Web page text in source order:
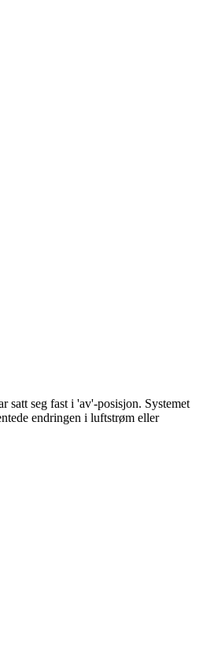
seg fast i 'av'-posisjon. Systemet
endringen i luftstrøm eller